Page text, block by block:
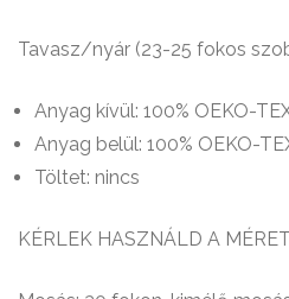
Tavasz/nyár (23-25 fokos
Anyag kívül: 100% OEKO-
Anyag belül: 100% OEKO-
Töltet: nincs
KÉRLEK HASZNÁLD A